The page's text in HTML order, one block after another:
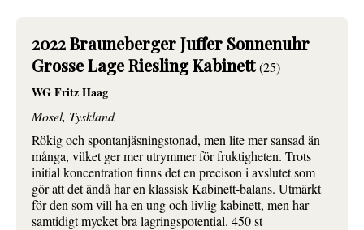
2022 Brauneberger Juffer Sonnenuhr
Grosse Lage Riesling Kabinett(25)
WG Fritz Haag
Mosel, Tyskland
Rökig och spontanjäsningstonad, men lite mer sansad än
många, vilket ger mer utrymmer för fruktigheten. Trots
initial koncentration finns det en precison i avslutet som
gör att det ändå har en klassisk Kabinett-balans. Utmärkt
för den som vill ha en ung och livlig kabinett, men har
samtidigt mycket bra lagringspotential. 450 st